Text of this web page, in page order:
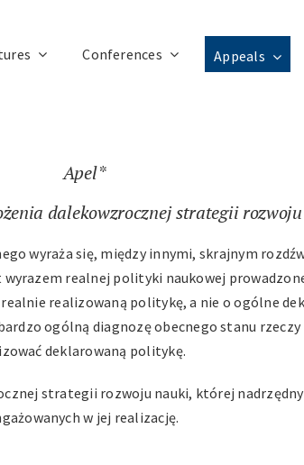
Conferences Appeals
Apel*
dalekowzrocznej strategii
wyraża się, między innymi, skrajnym
realnej polityki naukowej
realizowaną politykę, a nie o ogólne
ogólną diagnozę obecnego stanu
deklarowaną politykę.
strategii rozwoju nauki, której
w jej realizację.